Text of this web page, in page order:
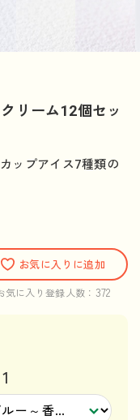
リーム12個セッ
ップアイス7種類の
お気に入りに追加
気に入り登録人数： 372
1